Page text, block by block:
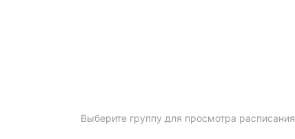
Выберите группу для просмотра расписания